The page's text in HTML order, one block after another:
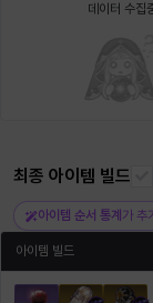
헤이즈 헨리
데이터 수집
최종 아이템 빌드
아이템 순서 통계 가 추
아이템 빌드